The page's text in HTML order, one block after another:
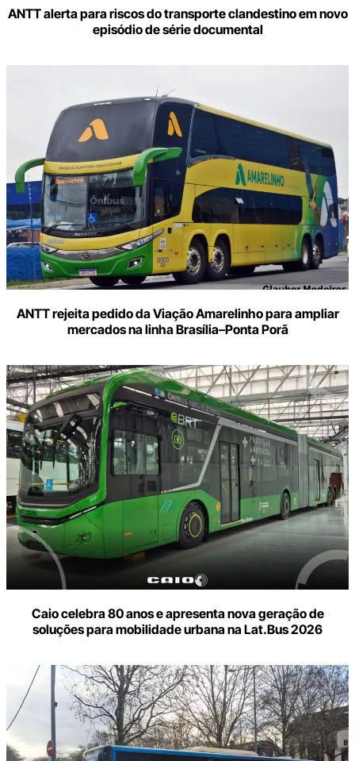
ANTT alerta para riscos do transporte clandestino em novo
episódio de série documental
ANTT rejeita pedido da Viação Amarelinho para ampliar
mercados na linha Brasília–Ponta Porã
Caio celebra 80 anos e apresenta nova geração de
soluções para mobilidade urbana na Lat.Bus 2026